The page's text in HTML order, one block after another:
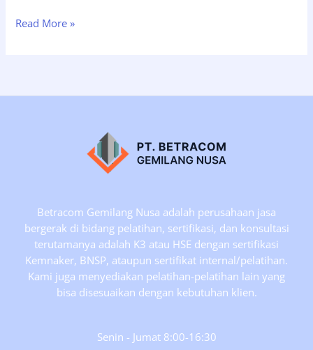
Pelatihan
Lampung.
Read More »
Betracom Gemilang Nusa adalah perusahaan jasa
bergerak di bidang pelatihan, sertifikasi, dan konsultasi
terutamanya adalah K3 atau HSE dengan sertifikasi
Kemnaker, BNSP, ataupun sertifikat internal/pelatihan.
Kami juga menyediakan pelatihan-pelatihan lain yang
bisa disesuaikan dengan kebutuhan klien.
Senin - Jumat 8:00-16:30